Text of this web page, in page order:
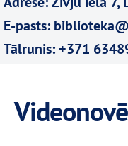
E-pasts:
Tālrunis: +371